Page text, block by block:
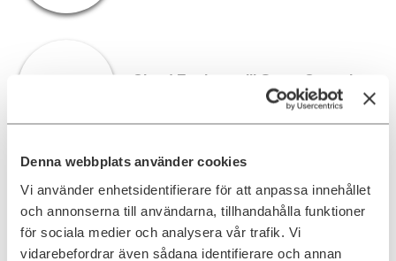
Denna webbplats använder cookies
Vi använder enhetsidentifierare för att anpassa innehållet
och annonserna till användarna, tillhandahålla funktioner
för sociala medier och analysera vår trafik. Vi
vidarebefordrar även sådana identifierare och annan
Cloud Engineer till Green Cargo i
Windows/SCCM-tekniker till SEB i
Stockholm